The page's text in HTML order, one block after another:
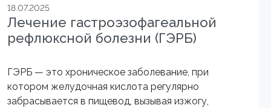
18.07.2025
Лечение гастроэзофагеальной
рефлюксной болезни (ГЭРБ)
ГЭРБ — это хроническое заболевание, при
котором желудочная кислота регулярно
забрасывается в пищевод, вызывая изжогу,